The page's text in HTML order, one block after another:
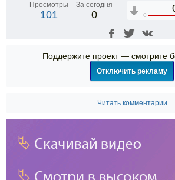
Просмотры
101
За сегодня
0 0
Поддержите проект — смотрите
Отключить рекламу
Читать комментарии